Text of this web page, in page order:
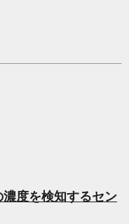
度を検知するセン